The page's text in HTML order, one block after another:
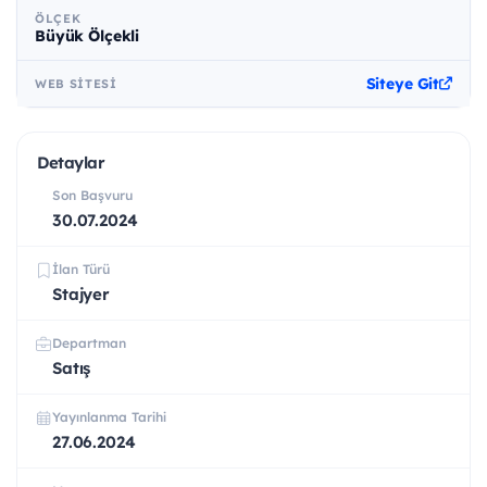
ÖLÇEK
Büyük Ölçekli
WEB SITESI Siteye Git
Detaylar
Son Başvuru
30.07.2024
İlan Türü
Stajyer
Departman
Satış
Yayınlanma Tarihi
27.06.2024